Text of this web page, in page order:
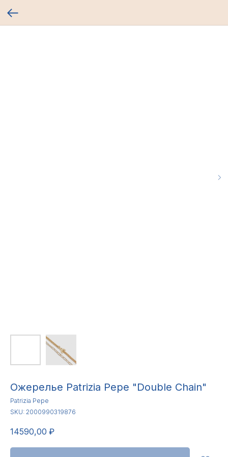
Ожерелье Patrizia Pepe "Double Chain"
Patrizia Pepe
SKU: 2000990319876
14590,00 ₽